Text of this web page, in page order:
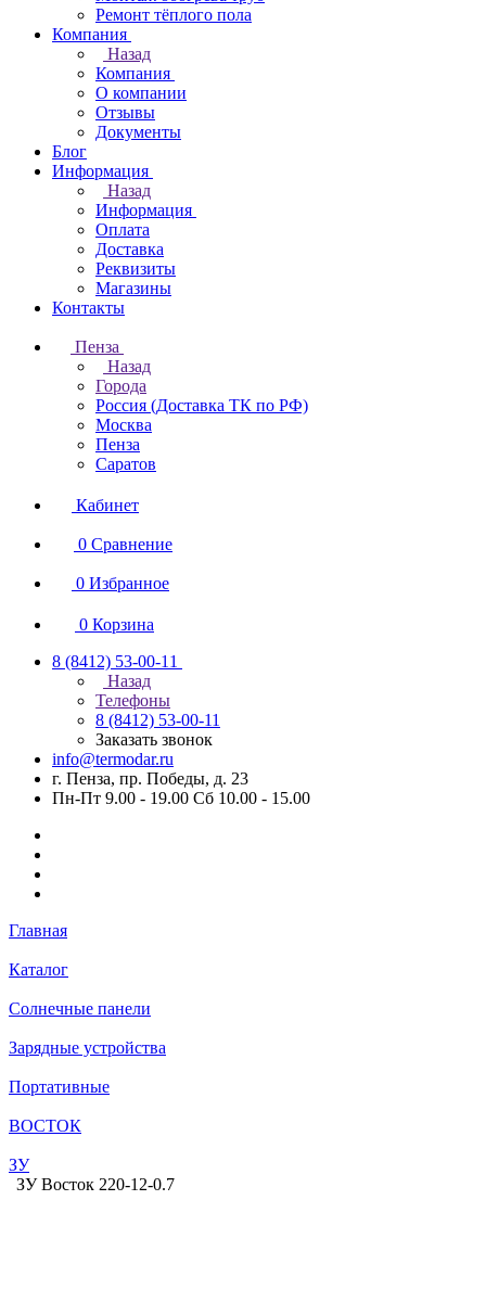
Ремонт тёплого пола
Компания
Назад
Компания
О компании
Отзывы
Документы
Блог
Информация
Назад
Информация
Оплата
Доставка
Реквизиты
Магазины
Контакты
Пенза
Назад
Города
Россия (Доставка ТК по РФ)
Москва
Пенза
Саратов
Кабинет
0 Сравнение
0 Избранное
0 Корзина
8 (8412) 53-00-11
Назад
Телефоны
8 (8412) 53-00-11
Заказать звонок
info@termodar.ru
г. Пенза, пр. Победы, д. 23
Пн-Пт 9.00 - 19.00 Сб 10.00 - 15.00
Главная
Каталог
Солнечные панели
Зарядные устройства
Портативные
ВОСТОК
ЗУ
ЗУ Восток 220-12-0.7